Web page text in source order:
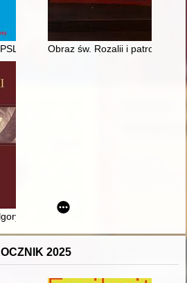
Piast i PSL Wyzwolenie wobec
Obraz św. Rozalii i patronek
: Czy zbliża się koniec sporu o
2025